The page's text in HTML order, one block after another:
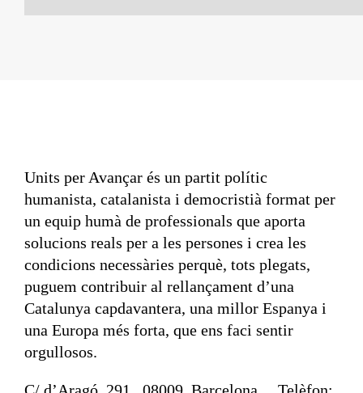
Units per Avançar és un partit polític
humanista, catalanista i democristià format per
un equip humà de professionals que aporta
solucions reals per a les persones i crea les
condicions necessàries perquè, tots plegats,
puguem contribuir al rellançament d’una
Catalunya capdavantera, una millor Espanya i
una Europa més forta, que ens faci sentir
orgullosos.